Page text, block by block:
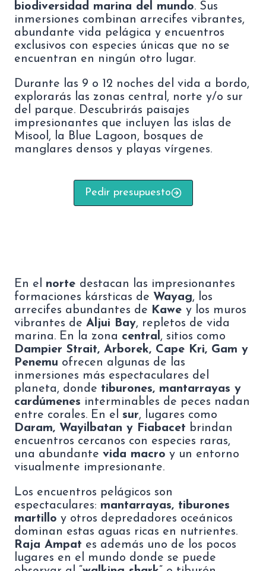
biodiversidad marina del mundo. Sus
inmersiones combinan arrecifes vibrantes,
abundante vida pelágica y encuentros
exclusivos con especies únicas que no se
encuentran en ningún otro lugar.
Durante las 9 o 12 noches del vida a bordo,
explorarás las zonas central, norte y/o sur
del parque. Descubrirás paisajes
impresionantes que incluyen las islas de
Misool, la Blue Lagoon, bosques de
manglares densos y playas vírgenes.
Pedir presupuesto
En el norte destacan las impresionantes
formaciones kársticas de Wayag, los
arrecifes abundantes de Kawe y los muros
vibrantes de Aljui Bay, repletos de vida
marina. En la zona central, sitios como
Dampier Strait, Arborek, Cape Kri, Gam y
Penemu ofrecen algunas de las
inmersiones más espectaculares del
planeta, donde tiburones, mantarrayas y
cardúmenes interminables de peces nadan
entre corales. En el sur, lugares como
Daram, Wayilbatan y Fiabacet brindan
encuentros cercanos con especies raras,
una abundante vida macro y un entorno
visualmente impresionante.
Los encuentros pelágicos son
espectaculares: mantarrayas, tiburones
martillo y otros depredadores oceánicos
dominan estas aguas ricas en nutrientes.
Raja Ampat es además uno de los pocos
lugares en el mundo donde se puede